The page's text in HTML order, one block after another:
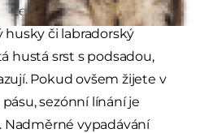
plemenům, jako
husky či labradorský
hustá srst s podsadou,
Pokud ovšem žijete v
sezónní línání je
Nadměrné vypadávání